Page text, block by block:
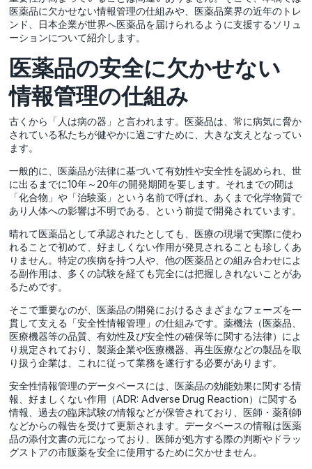
医薬品に欠かせない情報管理の仕組みや、医薬品業界の近年のトレ
ンド、日本企業が世界へ医薬品を届けられるように支援するソリュ
ーションについて紹介します。
医薬品の安全に欠かせない
情報管理の仕組み
古くから「人は病の器」と言われます。医薬品は、常に病気に脅か
されている私たちが健やかに過ごすために、大きな支えとなってい
ます。
一般的に、医薬品が法律に基づいて有効性や安全性を認められ、世
に出るまでに10年～20年の開発期間を要します。それまでの間は
「化合物」や「治験薬」という名前で呼ばれ、あくまで化学物質で
あり人体への影響は不明である、という前提で開発されています。
晴れて医薬品として承認されたとしても、医療の現場で実際に使わ
れることで初めて、好ましくない作用が発見されることも珍しくあ
りません。特定の疾病を持つ人や、他の医薬品との組み合わせによ
る副作用は、多くの試験を経ても完全には把握しきれないことがあ
るためです。
そこで重要なのが、医薬品の開発におけるさまざまなフェーズを一
貫して支える「安全性情報管理」の仕組みです。薬機法（医薬品、
医療機器等の品質、有効性及び安全性の確保等に関する法律）によ
り規定されており、製薬企業や医療機器、再生医療などの製品を取
り扱う企業は、これに従って業務を遂行する必要があります。
安全性情報管理のデータベースには、医薬品の効能効果に関する情
報、好ましくない作用（ADR: Adverse Drug Reaction）に関する
情報、過去の臨床試験の情報などが保管されており、医師・薬剤師
などからの報告を受けて更新されます。データベースの情報は医薬
品の添付文書の元になっており、医師が処方する際の判断やドラッ
グストアの市販薬を安全に使用するために欠かせません。